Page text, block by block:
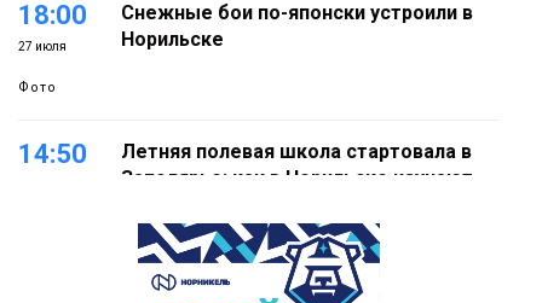
18:00
27 июля
Фото
Снежные бои по-японски устроили в
Норильске
14:50
Летняя полевая школа стартовала в
Заполярье: как в Норильске изучают
Автопарк АТО «ЦАТК» ЗФ «Норникеля»